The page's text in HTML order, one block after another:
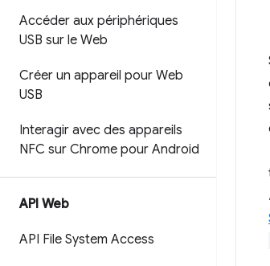
Accéder aux périphériques
USB sur le Web
Créer un appareil pour Web
USB
Interagir avec des appareils
NFC sur Chrome pour Android
API Web
API File System Access